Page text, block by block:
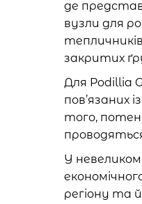
де
вузли для
закритих
Для Podillia
пов’язаних
того,
У
регіону та